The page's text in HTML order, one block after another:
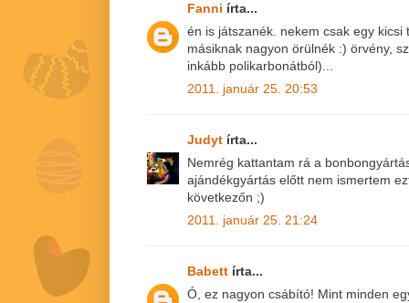
Fanni írta...
én is játszanék. nekem csak egy
másiknak nagyon örülnék :) örvény,
inkább polikarbonátból)...
2011. január 25. 20:53
Judyt írta...
Nemrég kattantam rá a
ajándékgyártás előtt nem ismertem
következőn ;)
2011. január 25. 21:24
Babett írta...
Ó, ez nagyon csábító! Mint minden